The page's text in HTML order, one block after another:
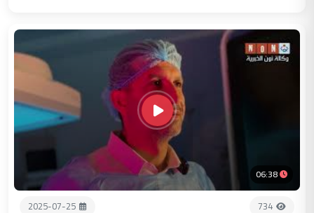
06:38
734
2025-07-25